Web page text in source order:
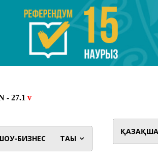
БИЗНЕС ТАҒЫ
ҚАЗАҚША